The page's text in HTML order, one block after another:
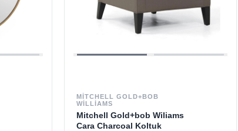
MITCHELL GOLD+BOB
WILLIAMS
Mitchell Gold+bob Wiliams
Cara Charcoal Koltuk